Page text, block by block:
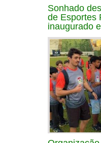
Sonhado
de Esportes
inaugurado